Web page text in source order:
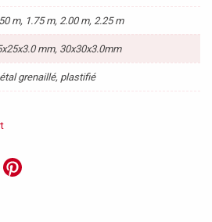
m, 1.75 m, 2.00 m, 2.25 m
mm, 30x30x3.0mm
grenaillé, plastifié
F